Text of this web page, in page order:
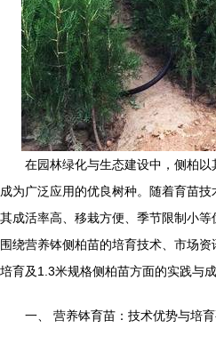
在园林绿化与生态建设中，侧柏以
成为广泛应用的优良树种。随着育苗
其成活率高、移栽方便、季节限制小
围绕营养钵侧柏苗的培育技术、市场
培育及1.3米规格侧柏苗方面的实践与成
一、 营养钵育苗：技术优势与培